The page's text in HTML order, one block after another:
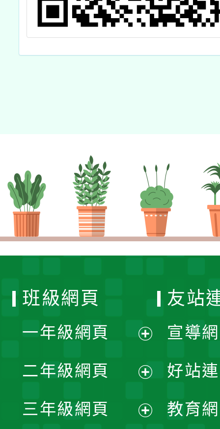
班級網頁
一年級網頁
開
選
二年級網頁
開
三年級網頁
友站
宣導
好站
教育